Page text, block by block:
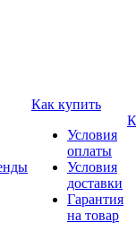
Как купить
Условия
оплаты
Условия
доставки
Гарантия
на товар